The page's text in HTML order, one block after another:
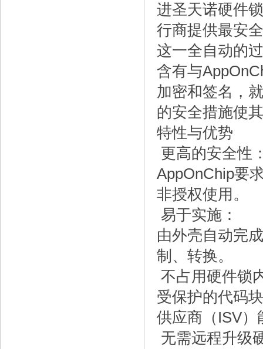
进圣天诺硬件
行商提供最安
这一全自动的
含有与
加密和签名，
的安全措施使
特性与优势
更高的安全性
AppOnChip要
非授权使用。
易于实施：
由外壳自动完
制、转换。
不占用硬件锁
受保护的代码
供应商（ISV）
无需远程升级